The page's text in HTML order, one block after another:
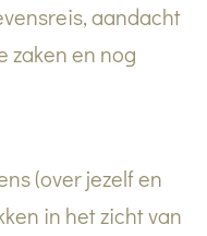
aandacht
zaken en nog
(over jezelf en
in het zicht van